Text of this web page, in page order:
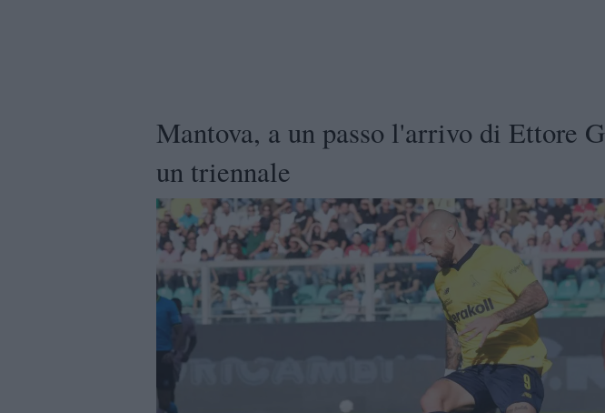
Mantova, a un passo l'arrivo di Ettore
un triennale